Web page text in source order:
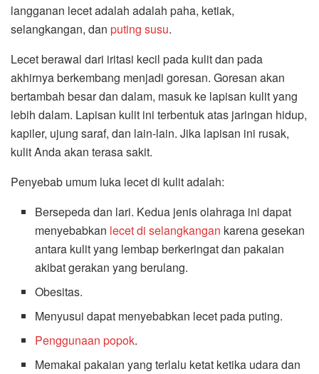
langganan lecet adalah adalah paha, ketiak,
selangkangan, dan puting susu.
Lecet berawal dari iritasi kecil pada kulit dan pada
akhirnya berkembang menjadi goresan. Goresan akan
bertambah besar dan dalam, masuk ke lapisan kulit yang
lebih dalam. Lapisan kulit ini terbentuk atas jaringan hidup,
kapiler, ujung saraf, dan lain-lain. Jika lapisan ini rusak,
kulit Anda akan terasa sakit.
Penyebab umum luka lecet di kulit adalah:
Bersepeda dan lari. Kedua jenis olahraga ini dapat
menyebabkan lecet di selangkangan karena gesekan
antara kulit yang lembap berkeringat dan pakaian
akibat gerakan yang berulang.
Obesitas.
Menyusui dapat menyebabkan lecet pada puting.
Penggunaan popok.
Memakai pakaian yang terlalu ketat ketika udara dan